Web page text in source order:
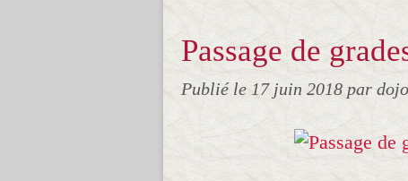
Passage de
Publié le 17 juin 2018 par